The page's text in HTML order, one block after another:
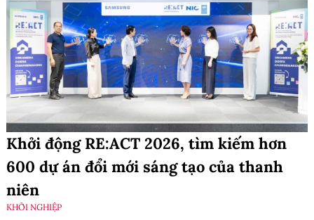
Khởi động RE:ACT 2026, tìm kiếm hơn
600 dự án đổi mới sáng tạo của thanh
niên
KHỞI NGHIỆP